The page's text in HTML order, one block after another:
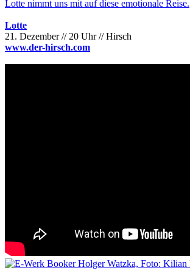
Lotte nimmt uns mit auf diese emotionale Reise.
Lotte
21. Dezember // 20 Uhr // Hirsch
www.der-hirsch.com